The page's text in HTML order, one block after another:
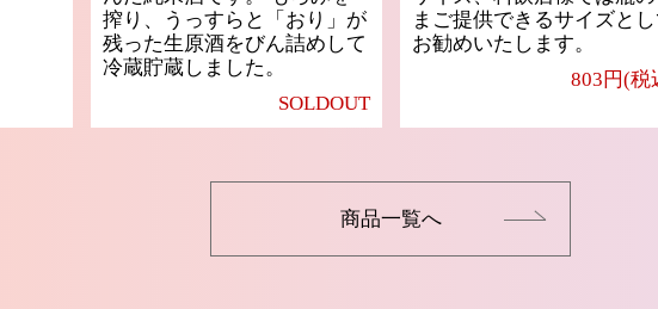
搾り、うっすらと「おり」が
残った生原酒をびん詰めして
冷蔵貯蔵しました。
SOLDOUT
まご提供できるサイズと
お勧めいたします。
803円(税
商品一覧へ